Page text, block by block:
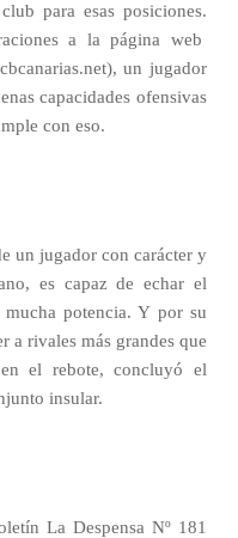
para esas posiciones.
a la página web
un jugador
capacidades ofensivas
con eso.
un jugador con carácter y
es capaz de echar el
potencia. Y por su
a rivales más grandes que
el rebote, concluyó el
insular.
La Despensa Nº 181